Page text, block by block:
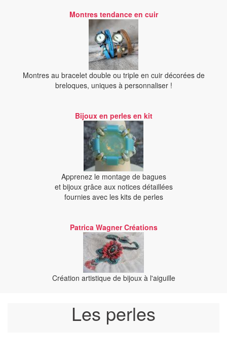
Montres tendance en cuir
Montres au bracelet double ou triple en cuir décorées de
breloques, uniques à personnaliser !
Bijoux en perles en kit
Apprenez le montage de bagues
et bijoux grâce aux notices détaillées
fournies avec les kits de perles
Patrica Wagner Créations
Création artistique de bijoux à l'aiguille
Les perles